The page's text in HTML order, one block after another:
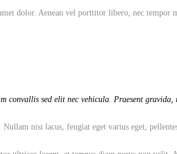
dolor. Aenean vel porttitor libero, nec tempor
sed elit nec vehicula. Praesent
nisi lacus, feugiat eget varius eget,